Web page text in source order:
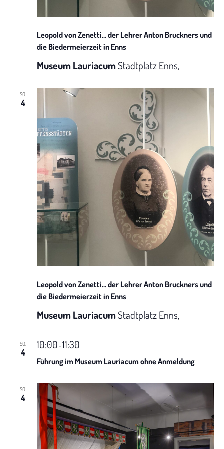
a
v
g
a
i
o
n
t
u
A
n
s
i
c
h
t
e
v
i
g
Leopold von Zenetti… der Lehrer Anton Bruckners und
die Biedermeierzeit in Enns
Museum LauriacumStadtplatz Enns,
SO.
4
Leopold von Zenetti… der Lehrer Anton Bruckners und
die Biedermeierzeit in Enns
Museum LauriacumStadtplatz Enns,
SO.
4
Führung im Museum Lauriacum ohne Anmeldung
10:00 - 11:30
SO.
4